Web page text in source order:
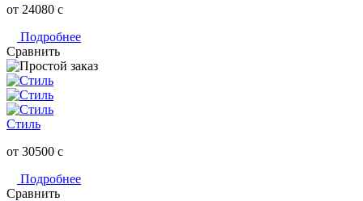
от 24080 c
Подробнее
Сравнить
Стиль
от 30500 c
Подробнее
Сравнить